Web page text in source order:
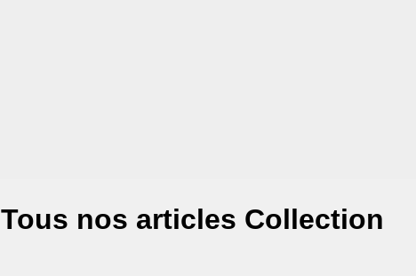
Tous nos articles Collection